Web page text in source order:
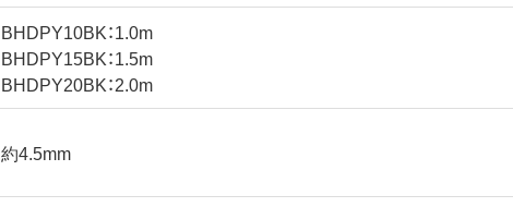
BHDPY10BK：1.0m
BHDPY15BK：1.5m
BHDPY20BK：2.0m
約4.5mm